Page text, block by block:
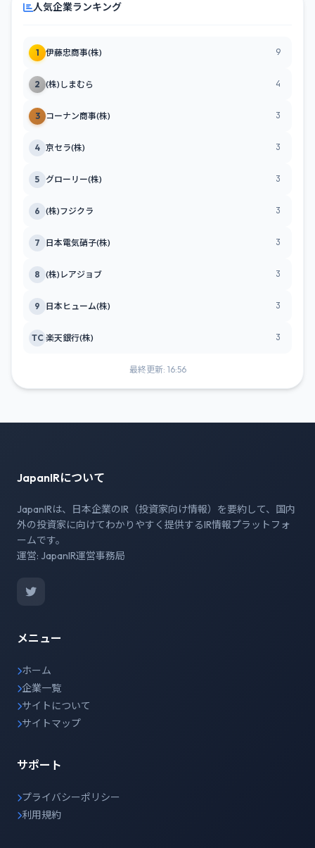
人気企業ランキング
1 伊藤忠商事(株) 9
2 (株)しまむら 4
3 コーナン商事(株) 3
4 京セラ(株) 3
5 グローリー(株) 3
6 (株)フジクラ 3
7 日本電気硝子(株) 3
8 (株)レアジョブ 3
9 日本ヒューム(株) 3
TC 楽天銀行(株) 3
最終更新: 16:56
JapanIRについて
JapanIRは、日本企業のIR（投資家向け情報）を要約して、国内
外の投資家に向けてわかりやすく提供するIR情報プラットフォ
ームです。
運営: JapanIR運営事務局
メニュー
ホーム
企業一覧
サイトについて
サイトマップ
サポート
プライバシーポリシー
利用規約